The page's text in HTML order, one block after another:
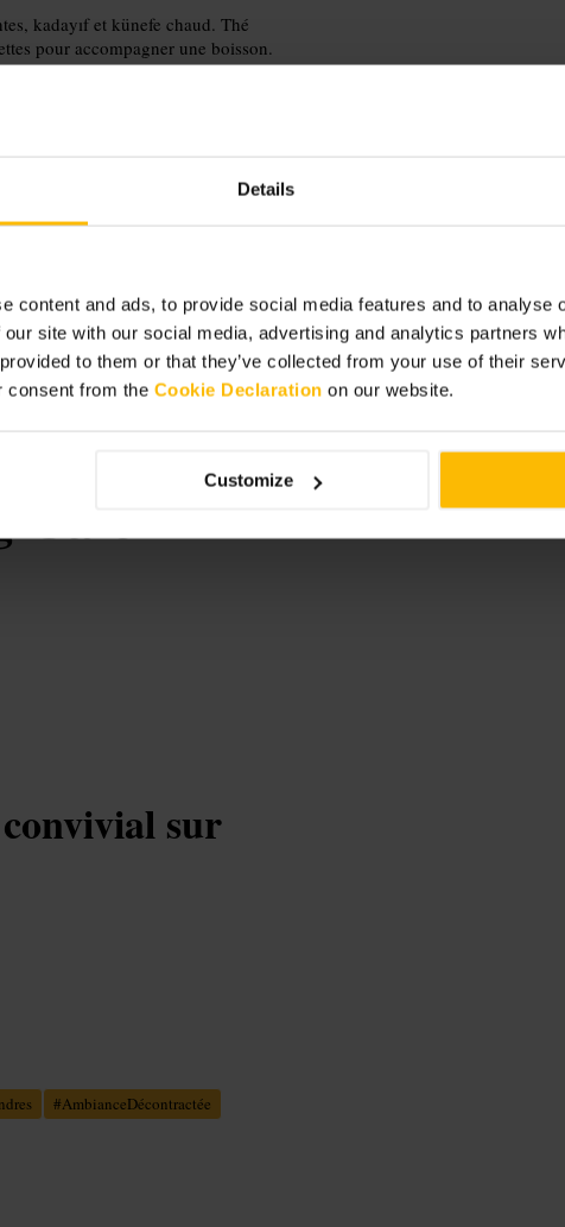
Details
content and ads, to provide social media features and to analyse
site with our social media, advertising and analytics partners
to them or that they’ve collected from your use of their
consent from the Cookie Declaration on our website.
Customize
kadayıf et künefe chaud. Thé
pour accompagner une boisson.
roulés pistache et la baklava
chose, achetez un petit
le service peut être plus lent
Cafe
sur
#AmbianceDécontractée